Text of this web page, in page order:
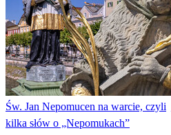
Św. Jan Nepomucen na warcie, czyli
kilka słów o „Nepomukach”